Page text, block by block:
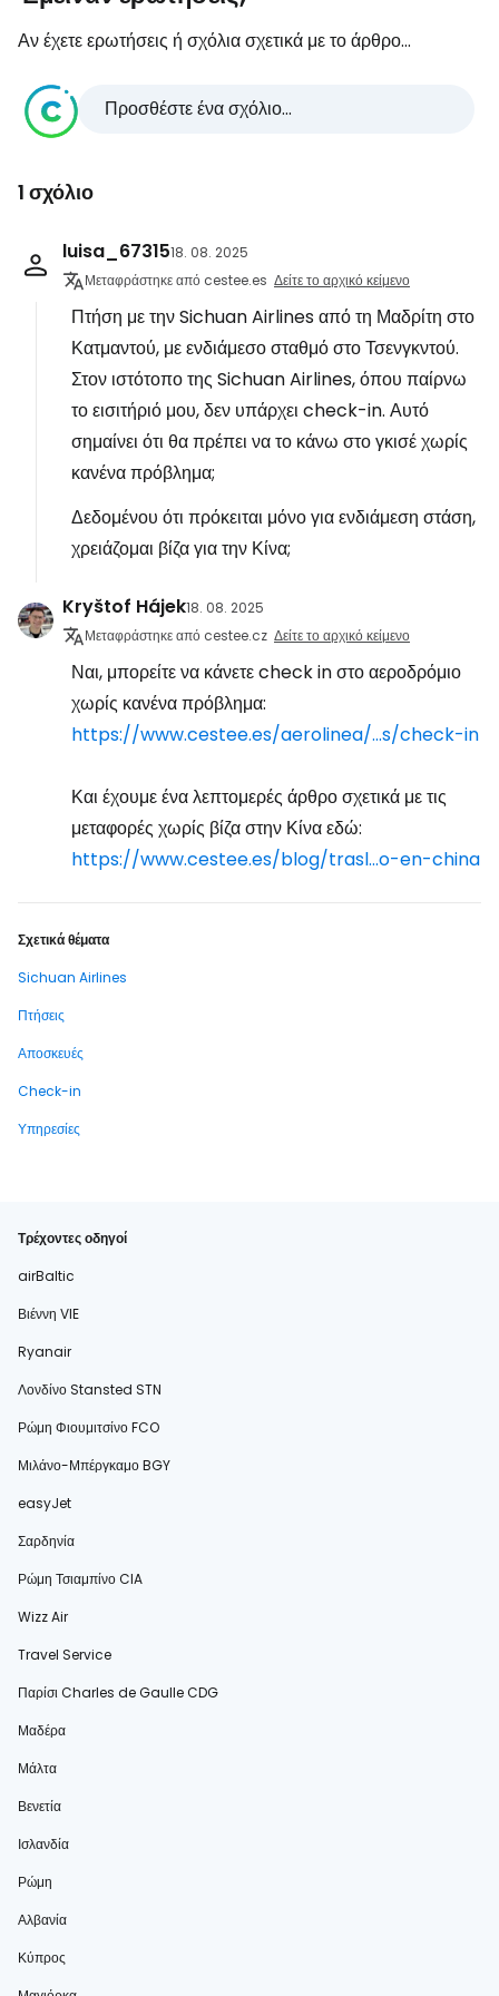
Αν έχετε ερωτήσεις ή σχόλια σχετικά με το άρθρο...
Προσθέστε ένα σχόλιο...
1 σχόλιο
luisa_6731518. 08. 2025
Μεταφράστηκε από cestee.es Δείτε το αρχικό κείμενο
Πτήση με την Sichuan Airlines από τη Μαδρίτη στο
Κατμαντού, με ενδιάμεσο σταθμό στο Τσενγκντού.
Στον ιστότοπο της Sichuan Airlines, όπου παίρνω
το εισιτήριό μου, δεν υπάρχει check-in. Αυτό
σημαίνει ότι θα πρέπει να το κάνω στο γκισέ χωρίς
κανένα πρόβλημα;
Δεδομένου ότι πρόκειται μόνο για ενδιάμεση στάση,
χρειάζομαι βίζα για την Κίνα;
Kryštof Hájek18. 08. 2025
Μεταφράστηκε από cestee.cz Δείτε το αρχικό κείμενο
Ναι, μπορείτε να κάνετε check in στο αεροδρόμιο
χωρίς κανένα πρόβλημα:
https://www.cestee.es/aerolinea/...s/check-in
Και έχουμε ένα λεπτομερές άρθρο σχετικά με τις
μεταφορές χωρίς βίζα στην Κίνα εδώ:
https://www.cestee.es/blog/trasl...o-en-china
Σχετικά θέματα
Sichuan Airlines
Πτήσεις
Αποσκευές
Check-in
Υπηρεσίες
Τρέχοντες οδηγοί
airBaltic
Βιέννη VIE
Ryanair
Λονδίνο Stansted STN
Ρώμη Φιουμιτσίνο FCO
Μιλάνο-Μπέργκαμο BGY
easyJet
Σαρδηνία
Ρώμη Τσιαμπίνο CIA
Wizz Air
Travel Service
Παρίσι Charles de Gaulle CDG
Μαδέρα
Μάλτα
Βενετία
Ισλανδία
Ρώμη
Αλβανία
Κύπρος